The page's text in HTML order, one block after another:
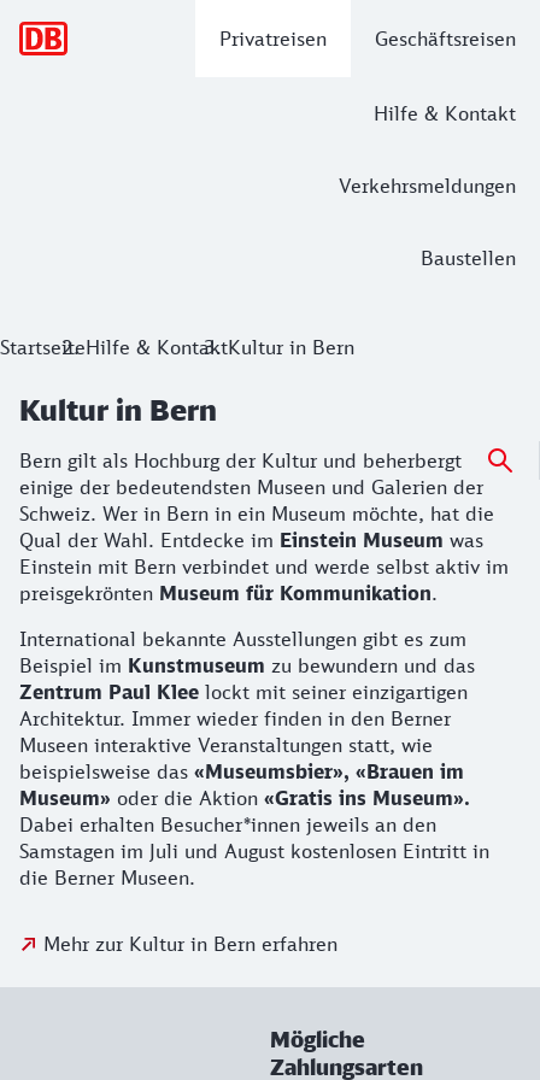
Privatreisen Geschäftsreisen
Hilfe & Kontakt
Verkehrsmeldungen
Baustellen
StartseiteHilfe & KontaktKultur in Bern
Kultur in Bern
Bern gilt als Hochburg der Kultur und beherbergt
einige der bedeutendsten Museen und Galerien der
Schweiz. Wer in Bern in ein Museum möchte, hat die
Qual der Wahl. Entdecke im Einstein Museum was
Einstein mit Bern verbindet und werde selbst aktiv im
preisgekrönten Museum für Kommunikation.
International bekannte Ausstellungen gibt es zum
Beispiel im Kunstmuseum zu bewundern und das
Zentrum Paul Klee lockt mit seiner einzigartigen
Architektur. Immer wieder finden in den Berner
Museen interaktive Veranstaltungen statt, wie
beispielsweise das «Museumsbier», «Brauen im
Museum» oder die Aktion «Gratis ins Museum».
Dabei erhalten Besucher*innen jeweils an den
Samstagen im Juli und August kostenlosen Eintritt in
die Berner Museen.
Mehr zur Kultur in Bern erfahren
Mögliche
Zahlungsarten